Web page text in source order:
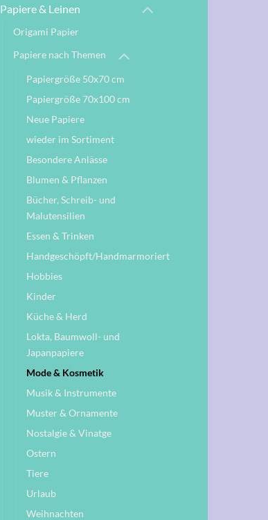
Papiere & Leinen
Origami Papier
Papiere nach Themen
Papiergröße 50x70 cm
Papiergröße 70x100 cm
Neue Papiere
wieder im Sortiment
Besondere Anlässe
Blumen & Pflanzen
Bücher, Schreib- und
Malutensilien
Essen & Trinken
Handgeschöpft/Handmarmoriert
Hobbies
Kinder
Küche & Herd
Lokta, Baumwoll- und
Japanpapiere
Mode & Kosmetik
Musik & Instrumente
Muster & Ornamente
Nostalgie & Vinatge
Ostern
Tiere
Urlaub
Weihnachten